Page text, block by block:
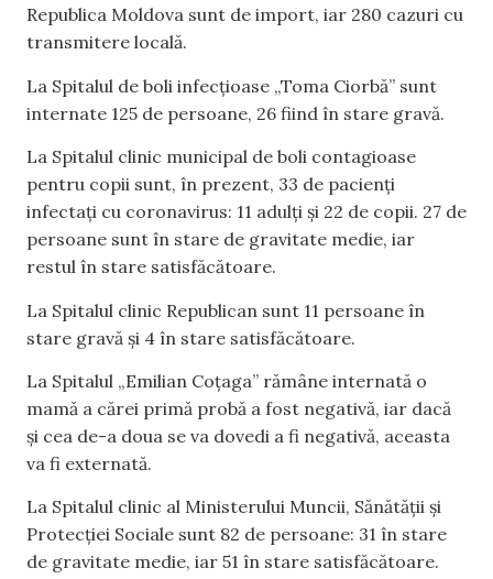
Republica Moldova sunt de import, iar 280 cazuri cu
transmitere locală.
La Spitalul de boli infecțioase „Toma Ciorbă” sunt
internate 125 de persoane, 26 fiind în stare gravă.
La Spitalul clinic municipal de boli contagioase
pentru copii sunt, în prezent, 33 de pacienți
infectați cu coronavirus: 11 adulți și 22 de copii. 27 de
persoane sunt în stare de gravitate medie, iar
restul în stare satisfăcătoare.
La Spitalul clinic Republican sunt 11 persoane în
stare gravă și 4 în stare satisfăcătoare.
La Spitalul „Emilian Coțaga” rămâne internată o
mamă a cărei primă probă a fost negativă, iar dacă
și cea de-a doua se va dovedi a fi negativă, aceasta
va fi externată.
La Spitalul clinic al Ministerului Muncii, Sănătății și
Protecției Sociale sunt 82 de persoane: 31 în stare
de gravitate medie, iar 51 în stare satisfăcătoare.